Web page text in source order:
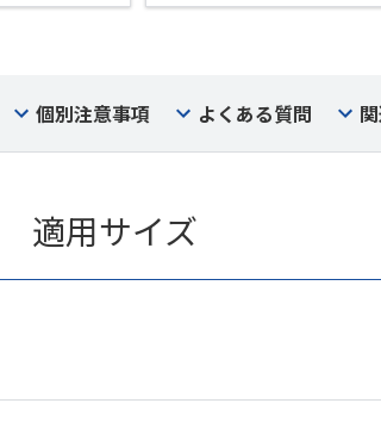
個別注意事項 よくある質問
適用サイズ